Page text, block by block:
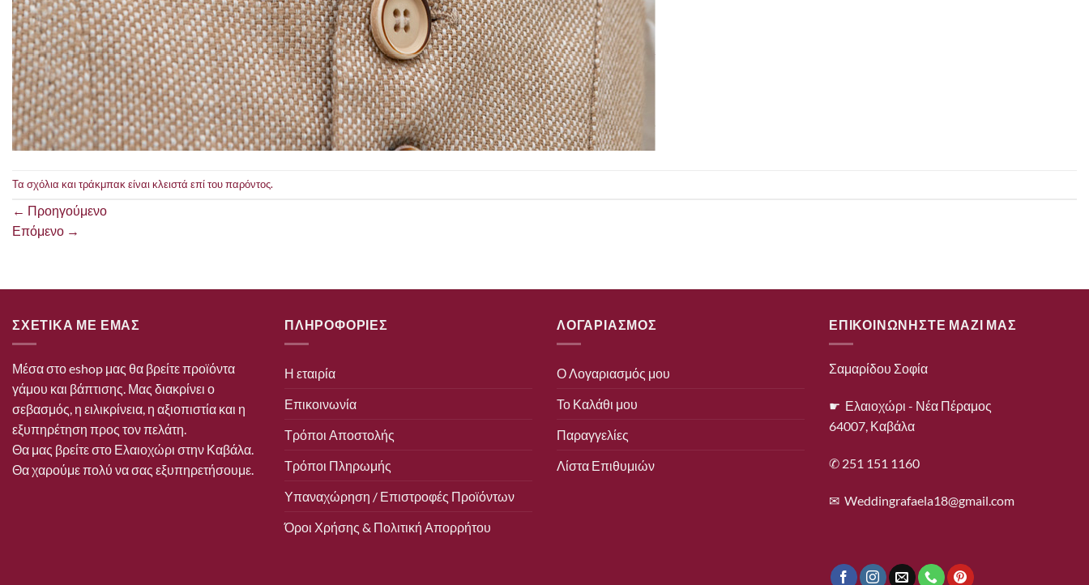
Τα σχόλια και τράκμπακ είναι κλειστά επί του παρόντος.
← Προηγούμενο
Επόμενο →
ΣΧΕΤΙΚΑ ΜΕ ΕΜΑΣ
Μέσα στο eshop μας θα βρείτε προϊόντα
γάμου και βάπτισης. Μας διακρίνει ο
σεβασμός, η ειλικρίνεια, η αξιοπιστία και η
εξυπηρέτηση προς τον πελάτη.
Θα μας βρείτε στο Ελαιοχώρι στην Καβάλα.
Θα χαρούμε πολύ να σας εξυπηρετήσουμε.
ΠΛΗΡΟΦΟΡΙΕΣ
Η εταιρία
Επικοινωνία
Τρόποι Αποστολής
Τρόποι Πληρωμής
Υπαναχώρηση / Επιστροφές Προϊόντων
Όροι Χρήσης & Πολιτική Απορρήτου
ΛΟΓΑΡΙΑΣΜΟΣ
Ο Λογαριασμός μου
Το Καλάθι μου
Παραγγελίες
Λίστα Επιθυμιών
ΕΠΙΚΟΙΝΩΝΗΣΤΕ ΜΑΖΙ ΜΑΣ
Σαμαρίδου Σοφία
☛ Ελαιοχώρι - Νέα Πέραμος
64007, Καβάλα
✆ 251 151 1160
✉ Weddingrafaela18@gmail.com